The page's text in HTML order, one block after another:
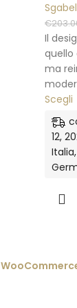
€
Il
quello
ma
Scegli
12,